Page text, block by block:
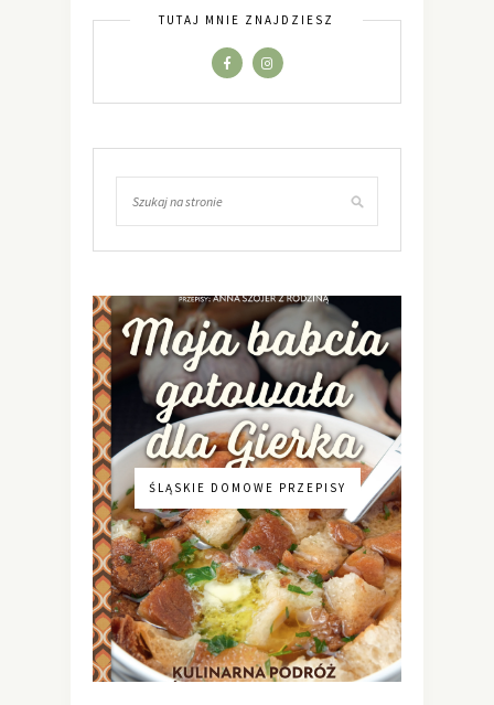
TUTAJ MNIE ZNAJDZIESZ
ŚLĄSKIE DOMOWE PRZEPISY